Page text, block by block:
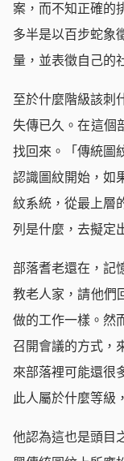
案，而不知正確的
多半是以百步蛇象
量，並表徵自己的
至於什麼階級該刺
失傳已久。在這個
找回來。「傳統圖
認識圖紋開始，如
紋系統，從最上層
列是什麼，去擬定
部落耆老還在，記
教老人家，請他們
做的工作一樣。然
召開會議的方式，
來部落裡可能還很
此人屬於什麼等級
他認為這也是頭目